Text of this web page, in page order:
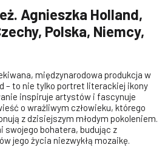
Agnieszka Holland,
Polska, Niemcy,
międzynarodowa produkcja w
– to nie tylko portret literackiej ikony
inspiruje artystów i fascynuje
o wrażliwym człowieku, którego
z dzisiejszym młodym pokoleniem.
swojego bohatera, budując z
jego życia niezwykłą mozaikę.